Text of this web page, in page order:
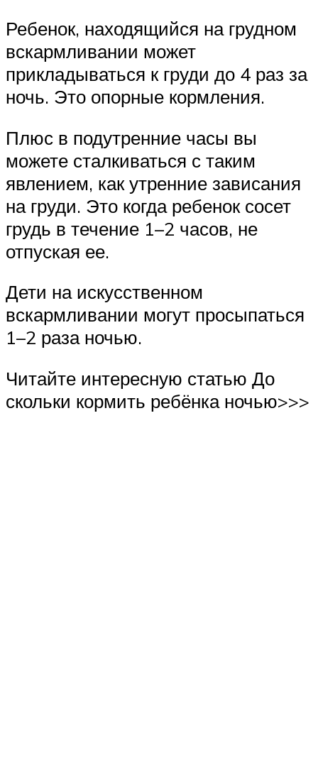
Ребенок, находящийся на грудном
вскармливании может
прикладываться к груди до 4 раз за
ночь. Это опорные кормления.
Плюс в подутренние часы вы
можете сталкиваться с таким
явлением, как утренние зависания
на груди. Это когда ребенок сосет
грудь в течение 1–2 часов, не
отпуская ее.
Дети на искусственном
вскармливании могут просыпаться
1–2 раза ночью.
Читайте интересную статью До
скольки кормить ребёнка ночью>>>